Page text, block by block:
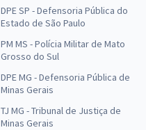
DPE SP - Defensoria Pública do
Estado de São Paulo
PM MS - Polícia Militar de Mato
Grosso do Sul
DPE MG - Defensoria Pública de
Minas Gerais
TJ MG - Tribunal de Justiça de
Minas Gerais